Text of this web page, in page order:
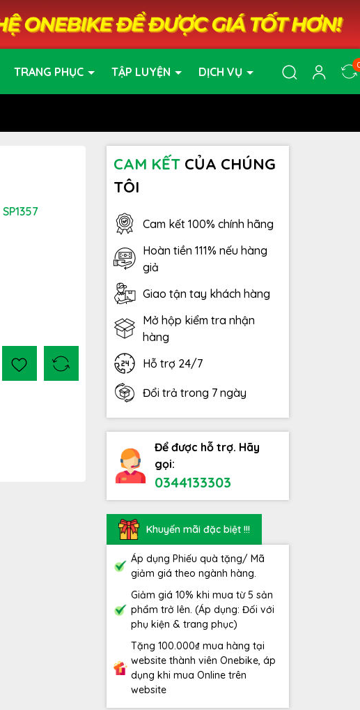
TRANG PHỤC TẬP LUYỆN DỊCH VỤ
SP1357
CAM KẾTCỦA CHÚNG
TÔI
Cam kết 100% chính hãng
Hoàn tiền 111% nếu hàng
giả
Giao tận tay khách hàng
Mở hộp kiểm tra nhận
hàng
Hỗ trợ 24/7
Đổi trả trong 7 ngày
Để được hỗ trợ. Hãy
gọi:
0344133303
Khuyến mãi đặc biệt !!!
Áp dụng Phiếu quà tặng/ Mã
giảm giá theo ngành hàng.
Giảm giá 10% khi mua từ 5 sản
phẩm trở lên. (Áp dụng: Đối với
phụ kiện & trang phục)
Tặng 100.000₫ mua hàng tại
website thành viên Onebike, áp
dụng khi mua Online trên
website